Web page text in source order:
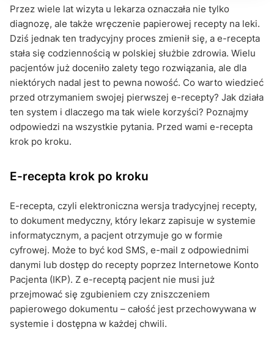
E-recepta krok po kroku - zapamiętaj koniecznie!
Przez wiele lat wizyta u lekarza oznaczała nie tylko
diagnozę, ale także wręczenie papierowej recepty na leki.
Dziś jednak ten tradycyjny proces zmienił się, a e-recepta
stała się codziennością w polskiej służbie zdrowia. Wielu
pacjentów już doceniło zalety tego rozwiązania, ale dla
niektórych nadal jest to pewna nowość. Co warto wiedzieć
przed otrzymaniem swojej pierwszej e-recepty? Jak działa
ten system i dlaczego ma tak wiele korzyści? Poznajmy
odpowiedzi na wszystkie pytania. Przed wami e-recepta
krok po kroku.
E-recepta krok po kroku
E-recepta, czyli elektroniczna wersja tradycyjnej recepty,
to dokument medyczny, który lekarz zapisuje w systemie
informatycznym, a pacjent otrzymuje go w formie
cyfrowej. Może to być kod SMS, e-mail z odpowiednimi
danymi lub dostęp do recepty poprzez Internetowe Konto
Pacjenta (IKP). Z e-receptą pacjent nie musi już
przejmować się zgubieniem czy zniszczeniem
papierowego dokumentu – całość jest przechowywana w
systemie i dostępna w każdej chwili.